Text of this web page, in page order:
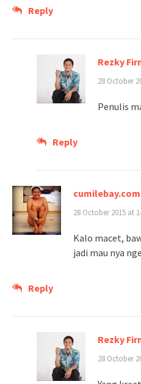
Reply
Rezky
28 October
Penulis
Reply
cumilebay.com
28 October 2015 at
Kalo macet,
jadi mau nya
Reply
Rezky
28 October